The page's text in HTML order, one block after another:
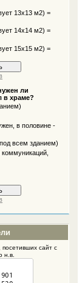
13х13 м2) =
14х14 м2) =
15х15 м2) =
ли
в храме?
в половине -
всем зданием)
посетивших сайт с
н.в.